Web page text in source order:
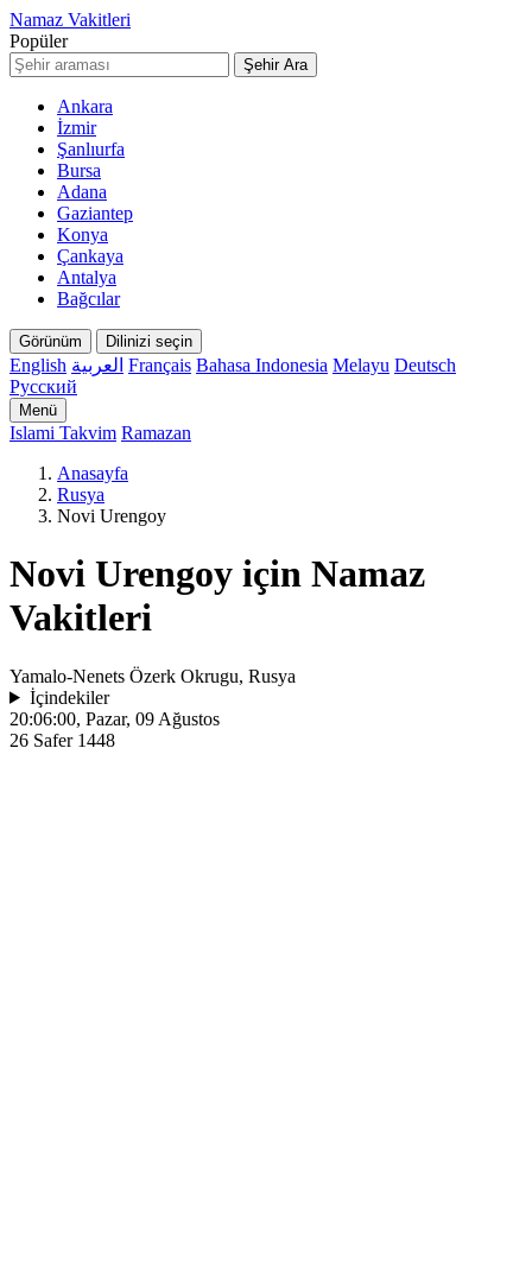
Namaz Vakitleri
Popüler
Şehir Ara
Ankara
İzmir
Şanlıurfa
Bursa
Adana
Gaziantep
Konya
Çankaya
Antalya
Bağcılar
Görünüm Dilinizi seçin
English العربية Français Bahasa Indonesia Melayu Deutsch
Русский
Menü
Islami Takvim Ramazan
Anasayfa
Rusya
Novi Urengoy
Novi Urengoy için Namaz
Vakitleri
Yamalo-Nenets Özerk Okrugu, Rusya
İçindekiler
20:06:00, Pazar, 09 Ağustos
26 Safer 1448